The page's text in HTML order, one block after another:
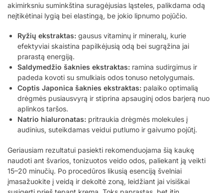
akimirksniu suminkština suragėjusias ląsteles, palikdama odą
neįtikėtinai lygią bei elastingą, be jokio lipnumo pojūčio.
Ryžių ekstraktas: gausus vitaminų ir mineralų, kurie
efektyviai skaistina papilkėjusią odą bei sugrąžina jai
prarastą energiją.
Saldymedžio šaknies ekstraktas: ramina sudirgimus ir
padeda kovoti su smulkiais odos tonuso netolygumais.
Coptis Japonica šaknies ekstraktas: palaiko optimalią
drėgmės pusiausvyrą ir stiprina apsauginį odos barjerą nuo
aplinkos taršos.
Natrio hialuronatas: pritraukia drėgmės molekules į
audinius, suteikdamas veidui putlumo ir gaivumo pojūtį.
Geriausiam rezultatui pasiekti rekomenduojama šią kaukę
naudoti ant švarios, tonizuotos veido odos, paliekant ją veikti
15–20 minučių. Po procedūros likusią esenciją švelniai
įmasažuokite į veidą ir dekoltė zoną, leidžiant jai visiškai